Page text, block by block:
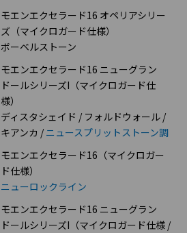
モエンエクセラード16 オペリアシリー
ズ（マイクロガード仕様）
ボーベルストーン
モエンエクセラード16 ニューグラン
ドールシリーズI（マイクロガード仕
様）
ディスタシェイド / フォルドウォール /
キアンカ / ニュースプリットストーン調
モエンエクセラード16（マイクロガー
ド仕様）
ニューロックライン
モエンエクセラード16 ニューグラン
ドールシリーズI（マイクロガード仕様 /